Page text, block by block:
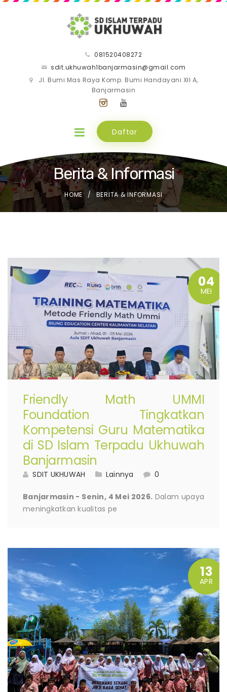
081520408272
sdit.ukhuwah1banjarmasin@gmail.com
Jl. Bumi Mas Raya Komp. Bumi Handayani XII A,
Banjarmasin
Daftar
Berita & Informasi
HOME BERITA & INFORMASI
04
MEI
Friendly Math UMMI
Foundation Tingkatkan
Kompetensi Guru Matematika
di SD Islam Terpadu Ukhuwah
Banjarmasin
SDIT UKHUWAH Lainnya 0
Banjarmasin - Senin, 4 Mei 2026. Dalam upaya
meningkatkan kualitas pe
13
APR